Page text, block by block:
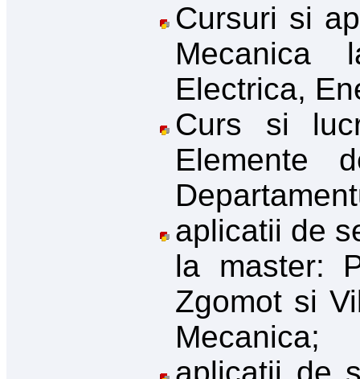
Cursuri si
Mecanica
Electrica,
Curs si
Elemente
aplicatii de
la master:
Zgomot si
Mecanica;